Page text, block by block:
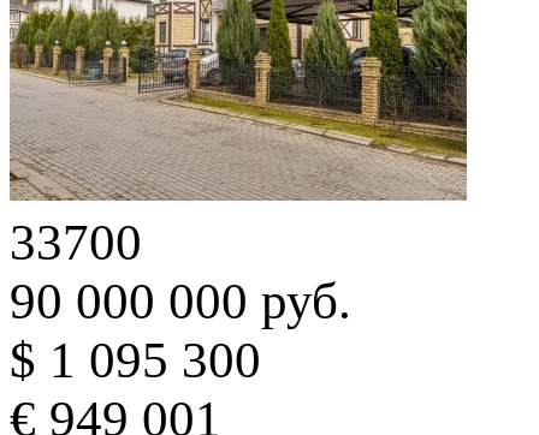
33700
90 000 000 руб.
$ 1 095 300
€ 949 001